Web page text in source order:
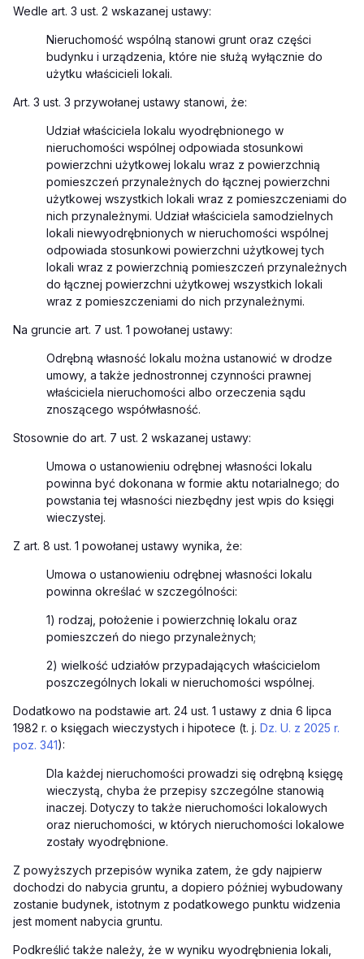
Wedle art. 3 ust. 2 wskazanej ustawy:
Nieruchomość wspólną stanowi grunt oraz części
budynku i urządzenia, które nie służą wyłącznie do
użytku właścicieli lokali.
Art. 3 ust. 3 przywołanej ustawy stanowi, że:
Udział właściciela lokalu wyodrębnionego w
nieruchomości wspólnej odpowiada stosunkowi
powierzchni użytkowej lokalu wraz z powierzchnią
pomieszczeń przynależnych do łącznej powierzchni
użytkowej wszystkich lokali wraz z pomieszczeniami do
nich przynależnymi. Udział właściciela samodzielnych
lokali niewyodrębnionych w nieruchomości wspólnej
odpowiada stosunkowi powierzchni użytkowej tych
lokali wraz z powierzchnią pomieszczeń przynależnych
do łącznej powierzchni użytkowej wszystkich lokali
wraz z pomieszczeniami do nich przynależnymi.
Na gruncie art. 7 ust. 1 powołanej ustawy:
Odrębną własność lokalu można ustanowić w drodze
umowy, a także jednostronnej czynności prawnej
właściciela nieruchomości albo orzeczenia sądu
znoszącego współwłasność.
Stosownie do art. 7 ust. 2 wskazanej ustawy:
Umowa o ustanowieniu odrębnej własności lokalu
powinna być dokonana w formie aktu notarialnego; do
powstania tej własności niezbędny jest wpis do księgi
wieczystej.
Z art. 8 ust. 1 powołanej ustawy wynika, że:
Umowa o ustanowieniu odrębnej własności lokalu
powinna określać w szczególności:
1) rodzaj, położenie i powierzchnię lokalu oraz
pomieszczeń do niego przynależnych;
2) wielkość udziałów przypadających właścicielom
poszczególnych lokali w nieruchomości wspólnej.
Dodatkowo na podstawie art. 24 ust. 1 ustawy z dnia 6 lipca
1982 r. o księgach wieczystych i hipotece (t. j. Dz. U. z 2025 r.
poz. 341):
Dla każdej nieruchomości prowadzi się odrębną księgę
wieczystą, chyba że przepisy szczególne stanowią
inaczej. Dotyczy to także nieruchomości lokalowych
oraz nieruchomości, w których nieruchomości lokalowe
zostały wyodrębnione.
Z powyższych przepisów wynika zatem, że gdy najpierw
dochodzi do nabycia gruntu, a dopiero później wybudowany
zostanie budynek, istotnym z podatkowego punktu widzenia
jest moment nabycia gruntu.
Podkreślić także należy, że w wyniku wyodrębnienia lokali,